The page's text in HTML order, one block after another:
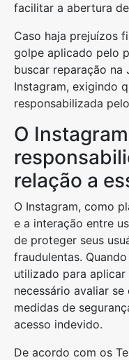
facilitar a abertura
Caso haja prejuízos
golpe aplicado pelo
buscar reparação
Instagram, exigindo
responsabilizada
O
relação a
O Instagram, como
e a interação entre
de proteger seus
fraudulentas.
utilizado para
necessário avaliar
medidas de
acesso indevido.
De acordo com os